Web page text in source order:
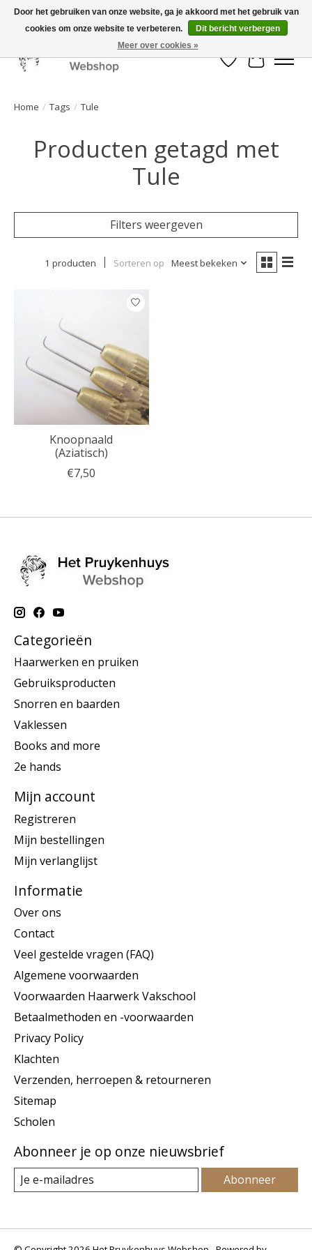
Mooi werk, snelle levering!
Verlanglijst
Home / Tags / Tule
Producten getagd met
Tule
Filters weergeven
1 producten Sorteren op Meest bekeken
Knoopnaald
(Aziatisch)
€7,50
Categorieën
Haarwerken en pruiken
Gebruiksproducten
Snorren en baarden
Vaklessen
Books and more
2e hands
Mijn account
Registreren
Mijn bestellingen
Mijn verlanglijst
Informatie
Over ons
Contact
Veel gestelde vragen (FAQ)
Algemene voorwaarden
Voorwaarden Haarwerk Vakschool
Betaalmethoden en -voorwaarden
Privacy Policy
Klachten
Verzenden, herroepen & retourneren
Sitemap
Scholen
Abonneer je op onze nieuwsbrief
Abonneer
Door het gebruiken van onze website, ga je akkoord met het gebruik van
cookies om onze website te verbeteren.
Dit bericht verbergen
Meer over cookies »